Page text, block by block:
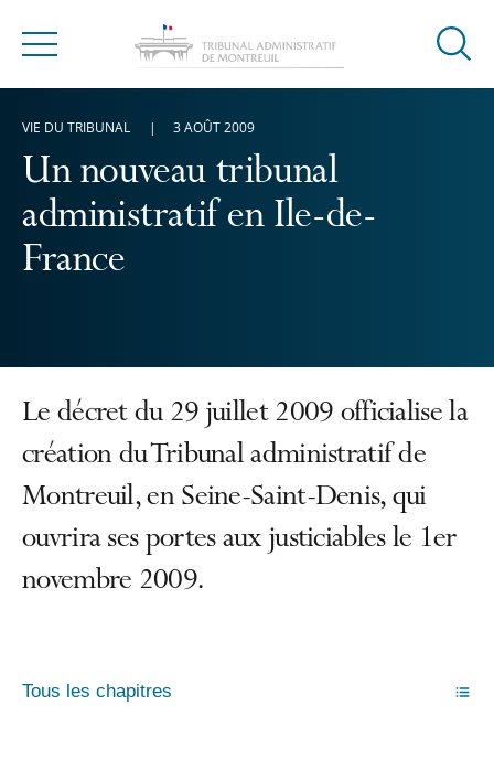
Menu
Ouvrir
Un nouveau tribunal
administratif en Ile-de-
France
VIE DU TRIBUNAL 3 AOÛT 2009
Le décret du 29 juillet 2009 officialise la
création du Tribunal administratif de
Montreuil, en Seine-Saint-Denis, qui
ouvrira ses portes aux justiciables le 1er
novembre 2009.
Tous les chapitres